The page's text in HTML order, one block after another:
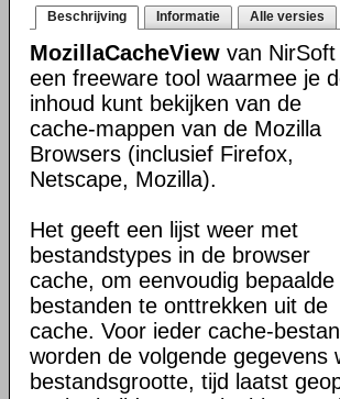
Beschrijving Informatie Alle versies
MozillaCacheView van NirSoft
een freeware tool waarmee je
inhoud kunt bekijken van de
cache-mappen van de Mozilla
Browsers (inclusief Firefox,
Netscape, Mozilla).
Het geeft een lijst weer met
bestandstypes in de browser
cache, om eenvoudig bepaalde
bestanden te onttrekken uit de
cache. Voor ieder cache-
worden de volgende
bestandsgrootte, tijd laatst